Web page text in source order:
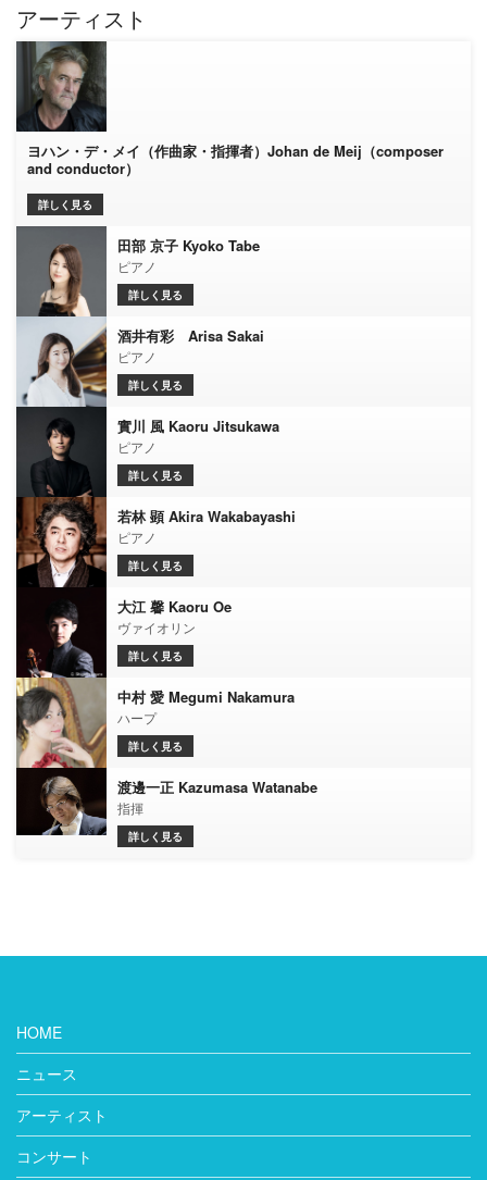
アーティスト
ヨハン・デ・メイ（作曲家・指揮者）Johan de Meij（composer
and conductor）
詳しく見る
田部 京子 Kyoko Tabe
ピアノ
詳しく見る
酒井有彩 Arisa Sakai
ピアノ
詳しく見る
實川 風 Kaoru Jitsukawa
ピアノ
詳しく見る
若林 顕 Akira Wakabayashi
ピアノ
詳しく見る
大江 馨 Kaoru Oe
ヴァイオリン
詳しく見る
中村 愛 Megumi Nakamura
ハープ
詳しく見る
渡邊一正 Kazumasa Watanabe
指揮
詳しく見る
HOME
ニュース
アーティスト
コンサート